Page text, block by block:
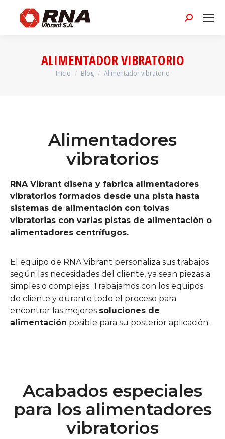
Buscar:
ALIMENTADOR VIBRATORIO
Estás aquí:
Inicio Blog Alimentador vibratorio
Alimentadores
vibratorios
RNA Vibrant diseña y fabrica alimentadores
vibratorios formados desde una pista hasta
sistemas de alimentación con tolvas
vibratorias con varias pistas de alimentación o
alimentadores centrífugos.
El equipo de RNA Vibrant personaliza sus trabajos
según las necesidades del cliente, ya sean piezas a
simples o complejas. Trabajamos con los equipos
de cliente y durante todo el proceso para
encontrar las mejores soluciones de
alimentación posible para su posterior aplicación.
Acabados especiales
para los alimentadores
vibratorios